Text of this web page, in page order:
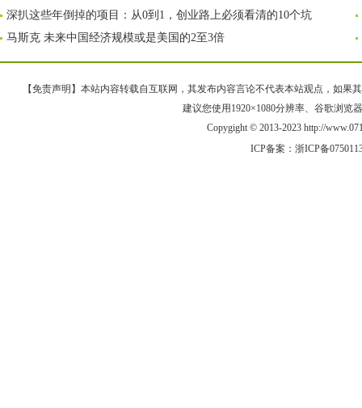
深扒这些年倒掉的项目：从0到1，创业路上必须看清的10个坑
马斯克 未来中国经济规模或是美国的2至3倍
【免责声明】本站内容转载自互联网，其发布内容言论不代表本站观点，如果
建议您使用1920×1080分辨率、谷歌浏览
Copygight © 2013-2023 http://
ICP备案： 浙ICP备